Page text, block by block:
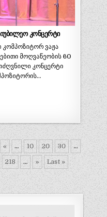
კონცერტი
კომპოზიტორ ვაჟა
მოღვაწეობის 60
კონცერტი
« ... 10 20 30 ...
218 ... » Last »